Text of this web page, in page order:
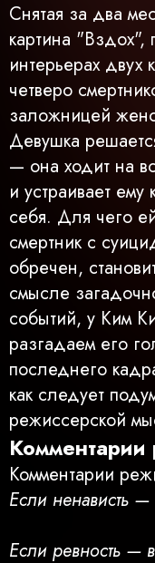
Cнятая за два
картина "Вздох",
интерьерах двух
четверо
заложницей
Девушка
— она ходит на
и устраивает
себя. Для чего
смертник с
обречен,
смысле
событий, у Ким
разгадаем его
последнего
как следует
режиссерской
Комментарии
Если ненависть
Если ревность —